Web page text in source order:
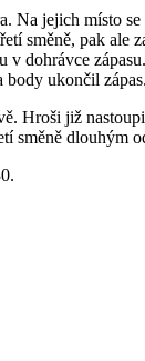
jejich místo
směně, pak
dohrávce
body ukončil zápas.
Hroši již
směně dlouhým